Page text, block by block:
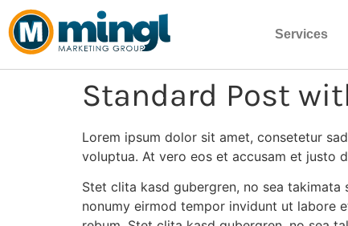
Services
Standard Post
Lorem ipsum dolor sit amet, consetetur
voluptua. At vero eos et accusam et justo
Stet clita kasd gubergren, no sea
nonumy eirmod tempor invidunt ut labore